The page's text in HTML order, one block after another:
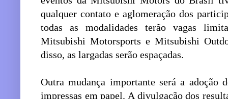
qualquer contato e aglomeração dos
todas as modalidades terão vagas
Mitsubishi Motorsports e Mitsubishi
disso, as largadas serão espaçadas.
Outra mudança importante será a adoção
impressas em papel. A divulgação dos